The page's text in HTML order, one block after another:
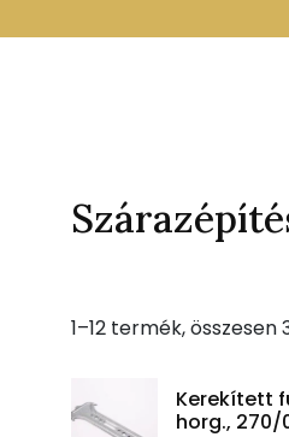
1–12 termék, összesen
Kerekített
horg., 270/